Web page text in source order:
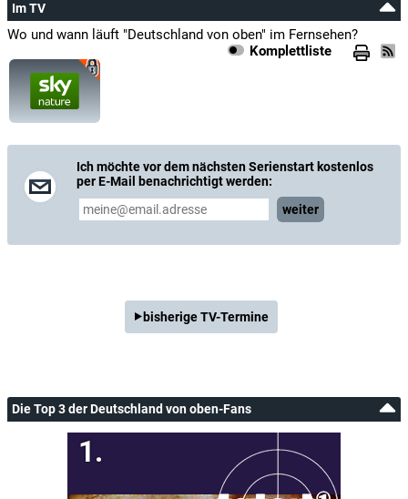
Im TV
Wo und wann läuft "Deutschland von oben" im Fernsehen?
Komplettliste
Ich möchte vor dem nächsten Serienstart kostenlos
per E-Mail benachrichtigt werden:
weiter
bisherige TV-Termine
Die Top 3 der Deutschland von oben-Fans